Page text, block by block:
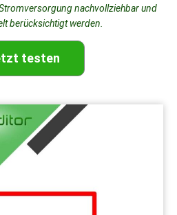
nachvollziehbar und
berücksichtigt werden.
testen